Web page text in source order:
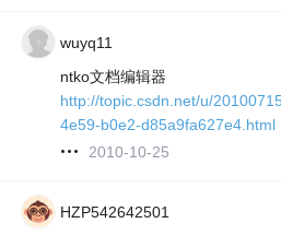
wuyq11
ntko文档编辑器
http://topic.csdn.net/u/
4e59-b0e2-d85a9fa627e4.html
2010-10-25
HZP542642501